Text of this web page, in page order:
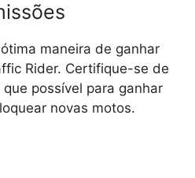
maneira de ganhar
Rider. Certifique-se de
possível para ganhar
novas motos.